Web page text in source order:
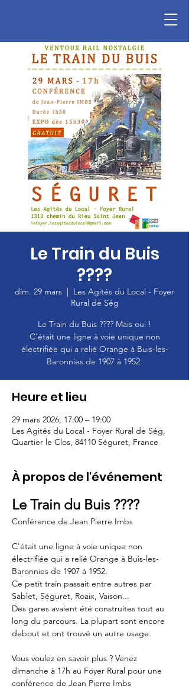
Le Train du Buis
????
dim. 29 mars
  |
Les Agités du Local - Foyer
Rural de Ség
Le Train du Buis ???? Mais oui !
C'était une ligne à voie unique non
électrifiée qui a relié Orange à Buis-les-
Baronnies de 1907 à 1952.
Heure et lieu
29 mars 2026, 17:00 – 19:00
Les Agités du Local - Foyer Rural de Ség,
Quartier le Clos, 84110 Séguret, France
À propos de l'événement
Le Train du Buis ????
Conférence de Jean Pierre Imbs
C'était une ligne à voie unique non
électrifiée qui a relié Orange à Buis-les-
Baronnies de 1907 à 1952.
Ce petit train passait entre autres par
Sablet, Séguret, Roaix, Vaison...
Des gares avaient été construites tout au
long du parcours. La plupart sont encore
debout et ont trouvé un autre usage.
Vous voulez en savoir plus ? Venez
dimanche à 17h au Foyer Rural pour une
conférence de Jean Pierre Imbs